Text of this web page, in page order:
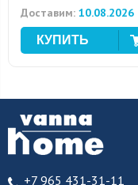
Доставим: 10.08.2026
+7 965 431-31-11